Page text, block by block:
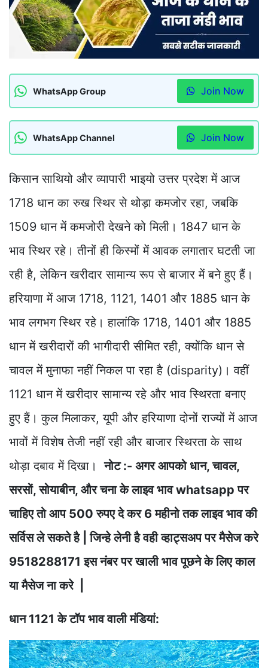
WhatsApp Group Join Now
WhatsApp Channel Join Now
किसान साथियो और व्यापारी भाइयो उत्तर प्रदेश में आज
1718 धान का रुख स्थिर से थोड़ा कमजोर रहा, जबकि
1509 धान में कमजोरी देखने को मिली। 1847 धान के
भाव स्थिर रहे। तीनों ही किस्मों में आवक लगातार घटती जा
रही है, लेकिन खरीदार सामान्य रूप से बाजार में बने हुए हैं।
हरियाणा में आज 1718, 1121, 1401 और 1885 धान के
भाव लगभग स्थिर रहे। हालांकि 1718, 1401 और 1885
धान में खरीदारों की भागीदारी सीमित रही, क्योंकि धान से
चावल में मुनाफा नहीं निकल पा रहा है (disparity)। वहीं
1121 धान में खरीदार सामान्य रहे और भाव स्थिरता बनाए
हुए हैं। कुल मिलाकर, यूपी और हरियाणा दोनों राज्यों में आज
भावों में विशेष तेजी नहीं रही और बाजार स्थिरता के साथ
थोड़ा दबाव में दिखा।नोट :- अगर आपको धान, चावल,
सरसों, सोयाबीन, और चना के लाइव भाव whatsapp पर
चाहिए तो आप 500 रुपए दे कर 6 महीनो तक लाइव भाव की
सर्विस ले सकते है | जिन्हे लेनी है वही व्हाट्सअप पर मैसेज करे
9518288171 इस नंबर पर खाली भाव पूछने के लिए काल
या मैसेज ना करे |
धान 1121 के टॉप भाव वाली मंडियां: